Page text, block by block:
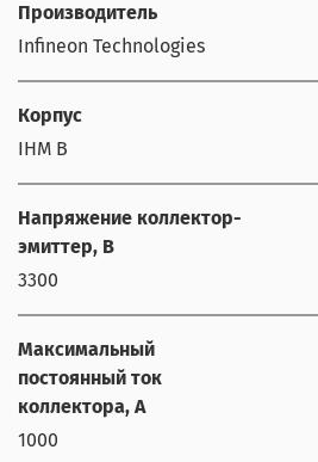
Производитель
Infineon Technologies
Корпус
IHM B
Напряжение коллектор-
эмиттер, В
3300
Максимальный
постоянный ток
коллектора, А
1000